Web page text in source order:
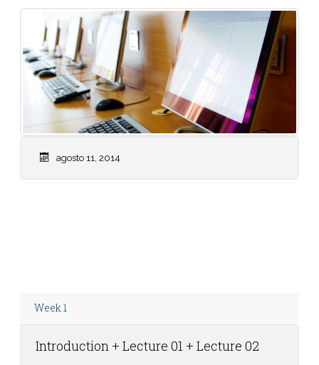
agosto 11, 2014
Week 1
Introduction + Lecture 01 + Lecture 02